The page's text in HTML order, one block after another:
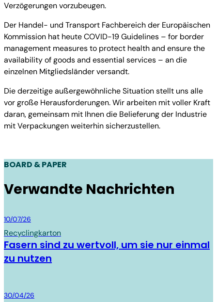
Verzögerungen vorzubeugen.
Der Handel- und Transport Fachbereich der Europäischen
Kommission hat heute COVID-19 Guidelines – for border
management measures to protect health and ensure the
availability of goods and essential services – an die
einzelnen Mitgliedsländer versandt.
Die derzeitige außergewöhnliche Situation stellt uns alle
vor große Herausforderungen. Wir arbeiten mit voller Kraft
daran, gemeinsam mit Ihnen die Belieferung der Industrie
mit Verpackungen weiterhin sicherzustellen.
BOARD & PAPER
Verwandte Nachrichten
Board & Paper
10/07/26
Recycling­karton
Fasern sind zu wertvoll, um sie nur einmal
zu nutzen
Board & Paper
30/04/26